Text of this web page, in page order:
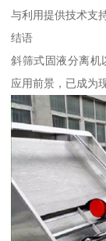
与利用提供技术支持
结语
斜筛式固液分离机
应用前景，已成为